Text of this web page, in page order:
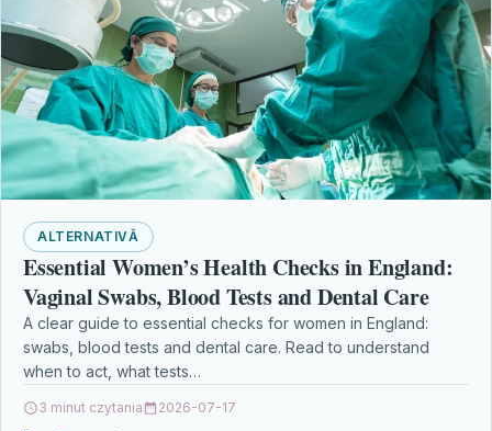
ALTERNATIVĂ
Essential Women’s Health Checks in England:
Vaginal Swabs, Blood Tests and Dental Care
A clear guide to essential checks for women in England:
swabs, blood tests and dental care. Read to understand
when to act, what tests…
3 minut czytania 2026-07-17